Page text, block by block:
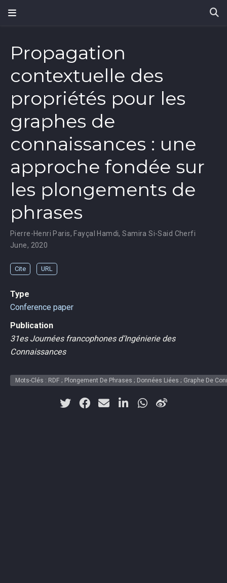
Propagation
contextuelle des
propriétés pour les
graphes de
connaissances : une
approche fondée sur
les plongements de
phrases
Pierre-Henri Paris, Fayçal Hamdi,Samira Si-Said Cherfi
June, 2020
Cite URL
Type
Conference paper
Publication
31es Journées francophones d’Ingénierie des
Connaissances
Mots-Clés : RDF ; Plongement De Phrases ; Données Liées ; Graphe De